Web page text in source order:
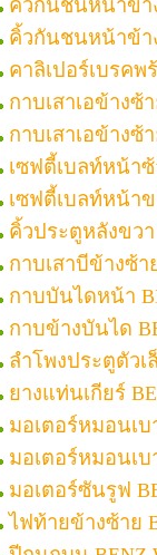
คิ้วกันชนหน้าข้า
คิ้วกันชนหน้าข้า
คาลิเปอร์เบรคพ
กาบเสาเอข้างซ้
กาบเสาเอข้างซ้
เซฟตี้เบลท์หน้าซ้
เซฟตี้เบลท์หน้าข
คิ้วประตูหลังขวา
กาบเสาบีข้างซ้า
กาบบันไดหน้า
กาบข้างบันได
ลำโพงประตูตัวเ
ยางแท่นเกียร์
มอเตอร์หมอนเบ
มอเตอร์หมอนเบ
มอเตอร์ซันรูฟ
ไฟท้ายข้างซ้าย